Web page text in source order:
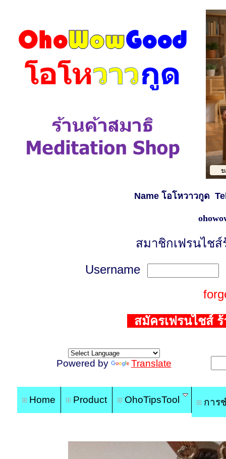
Name โอโหวาวกูด
สมาชิกเฟรนไช
Username
สมัครเฟรนไชส์
Powered by Translate
Home Product OhoTipsTool การ